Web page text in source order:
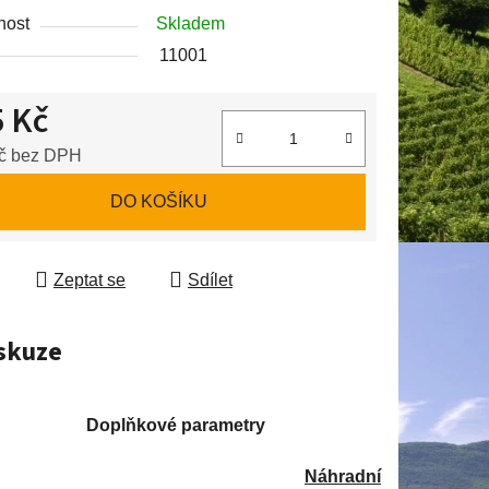
Skladem
11001
Kč
bez DPH
DO KOŠÍKU
Zeptat se Sdílet
Doplňkové parametry
Náhradní